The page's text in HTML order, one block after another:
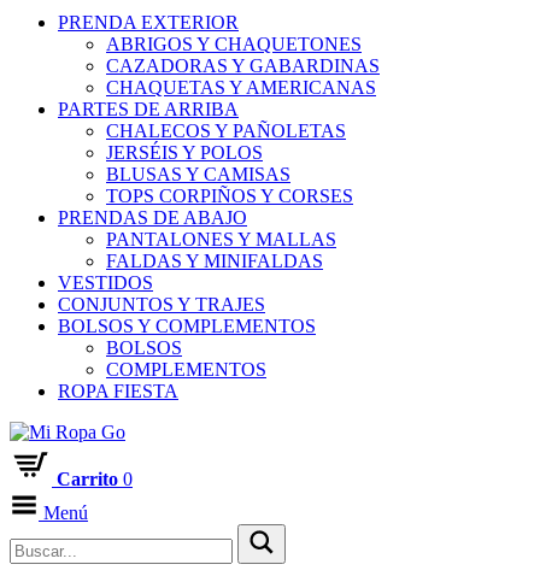
PRENDA EXTERIOR
ABRIGOS Y CHAQUETONES
CAZADORAS Y GABARDINAS
CHAQUETAS Y AMERICANAS
PARTES DE ARRIBA
CHALECOS Y PAÑOLETAS
JERSÉIS Y POLOS
BLUSAS Y CAMISAS
TOPS CORPIÑOS Y CORSES
PRENDAS DE ABAJO
PANTALONES Y MALLAS
FALDAS Y MINIFALDAS
VESTIDOS
CONJUNTOS Y TRAJES
BOLSOS Y COMPLEMENTOS
BOLSOS
COMPLEMENTOS
ROPA FIESTA
Carrito 0
Menú